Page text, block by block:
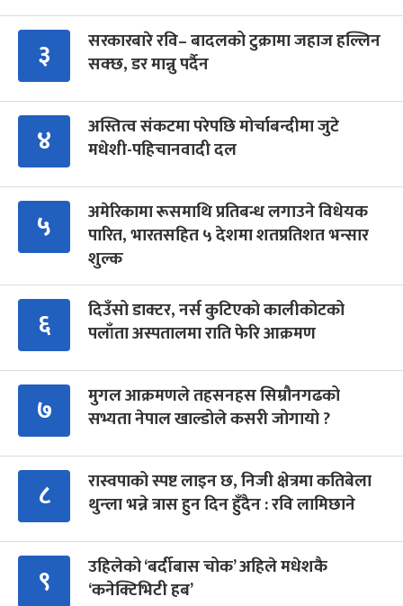
३
सरकारबारे रवि– बादलको टुक्रामा जहाज हल्लिन
सक्छ, डर मान्नु पर्दैन
४
अस्तित्व संकटमा परेपछि मोर्चाबन्दीमा जुटे
मधेशी-पहिचानवादी दल
५
अमेरिकामा रूसमाथि प्रतिबन्ध लगाउने विधेयक
पारित, भारतसहित ५ देशमा शतप्रतिशत भन्सार
शुल्क
६
दिउँसो डाक्टर, नर्स कुटिएको कालीकोटको
पलाँता अस्पतालमा राति फेरि आक्रमण
७
मुगल आक्रमणले तहसनहस सिम्रौनगढको
सभ्यता नेपाल खाल्डोले कसरी जोगायो ?
८
रास्वपाको स्पष्ट लाइन छ, निजी क्षेत्रमा कतिबेला
थुन्ला भन्ने त्रास हुन दिन हुँदैन : रवि लामिछाने
९
उहिलेको ‘बर्दीबास चोक’ अहिले मधेशकै
‘कनेक्टिभिटी हब’